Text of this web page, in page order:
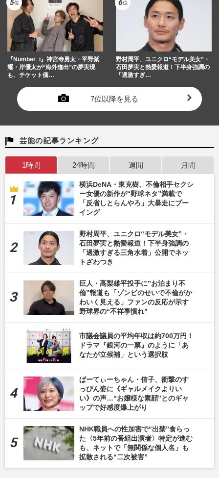
『Number_i』神宮寺勇太・平野紫
耀・岸優太が“海外進出”の夢実現
も、チケット価…
野村周平、ユニクロ“モデル美女”・
石田夢実と熱愛報道！下半身強調の
「過激すぎ…
7位以降を見る
芸能の記事ランキング
1時間 24時間 週間 月間
横浜DeNA・東克樹、不倫相手セクシ
ー女優の新作が“野球ネタ”満載で
「反省しとらんやろ」大暴走にブー
イング
野村周平、ユニクロ“モデル美女”・
石田夢実と熱愛報道！下半身強調の
「過激すぎる三角水着」公開でネッ
トざわつき
巨人・高梨雄平投手に”お泊まり不
倫”報道も「ゾンビのせいで不倫がか
わいく見える」ファンの反応が示す
野球界の“不祥事慣れ”
市議会議員の平均年収は約700万円！
ドラマ『銀河の一票』のように「あ
なたが立候補」という選択肢
ぱーてぃーちゃん・信子、衝撃のす
っぴん姿に《ギャルメイクよりい
い》の声…“お嬢様な素顔”とのギャ
ップで好感度爆上がり
NHK職員への性加害で“出禁”食らっ
た〈5年前の番組出演者〉特定が進む
も、ネットで「無関係な個人名」も
拡散される“二次被害”